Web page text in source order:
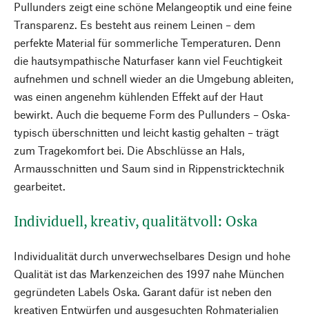
Pullunders zeigt eine schöne Melangeoptik und eine feine
Transparenz. Es besteht aus reinem Leinen – dem
perfekte Material für sommerliche Temperaturen. Denn
die hautsympathische Naturfaser kann viel Feuchtigkeit
aufnehmen und schnell wieder an die Umgebung ableiten,
was einen angenehm kühlenden Effekt auf der Haut
bewirkt. Auch die bequeme Form des Pullunders – Oska-
typisch überschnitten und leicht kastig gehalten – trägt
zum Tragekomfort bei. Die Abschlüsse an Hals,
Armausschnitten und Saum sind in Rippenstricktechnik
gearbeitet.
Individuell, kreativ, qualitätvoll: Oska
Individualität durch unverwechselbares Design und hohe
Qualität ist das Markenzeichen des 1997 nahe München
gegründeten Labels Oska. Garant dafür ist neben den
kreativen Entwürfen und ausgesuchten Rohmaterialien